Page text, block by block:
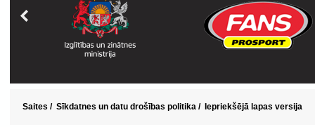
Saites / Sīkdatnes un datu drošības politika / Iepriekšējā lapas versija